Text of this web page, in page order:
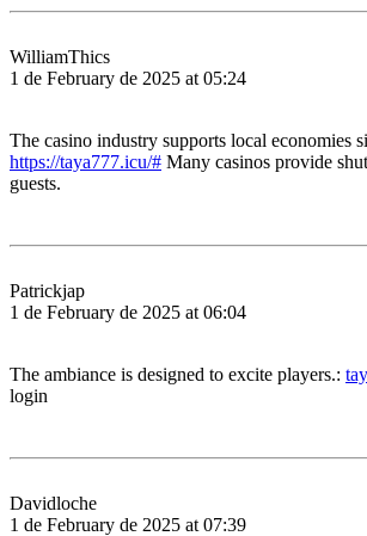
WilliamThics
1 de February de 2025 at 05:24
The casino industry supports local economies
https://taya777.icu/# Many casinos provide
guests.
Patrickjap
1 de February de 2025 at 06:04
The ambiance is designed to excite players.:
login
Davidloche
1 de February de 2025 at 07:39